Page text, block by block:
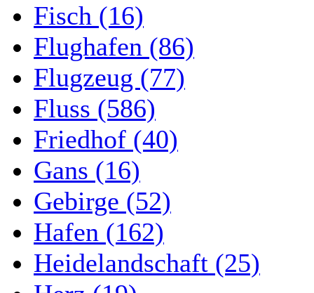
Fisch (16)
Flughafen (86)
Flugzeug (77)
Fluss (586)
Friedhof (40)
Gans (16)
Gebirge (52)
Hafen (162)
Heidelandschaft (25)